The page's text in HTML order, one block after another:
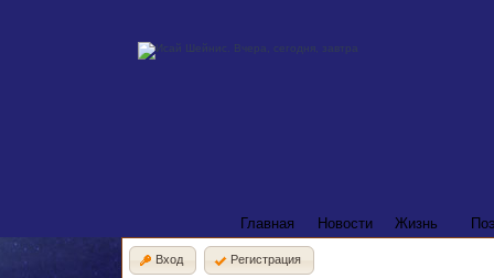
Главная Новости Жизнь
Вход
Регистрация